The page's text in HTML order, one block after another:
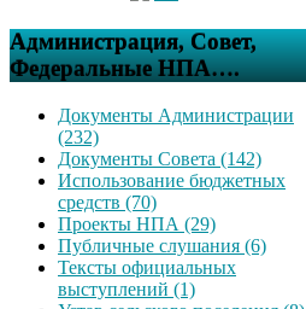
Администрация, Совет,
Федеральные НПА….
Документы Администрации
(232)
Документы Совета (142)
Использование бюджетных
средств (70)
Проекты НПА (29)
Публичные слушания (6)
Тексты официальных
выступлений (1)